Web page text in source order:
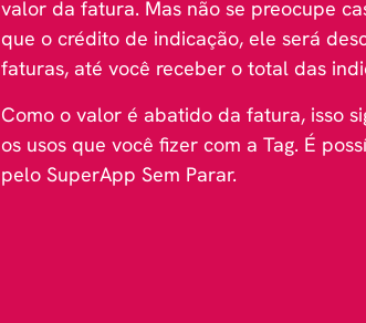
valor da fatura. Mas não se preocupe
que o crédito de indicação, ele será
faturas, até você receber o total das
Como o valor é abatido da fatura, isso
os usos que você fizer com a Tag. É
pelo SuperApp Sem Parar.